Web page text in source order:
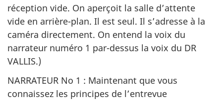
réception vide. On aperçoit la salle d’attente
vide en arrière-plan. Il est seul. Il s’adresse à la
caméra directement. On entend la voix du
narrateur numéro 1 par-dessus la voix du DR
VALLIS.)
NARRATEUR No 1 : Maintenant que vous
connaissez les principes de l’entrevue